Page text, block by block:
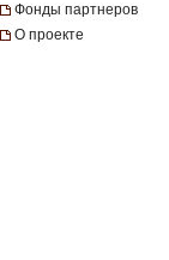
Фонды партнеров
О проекте